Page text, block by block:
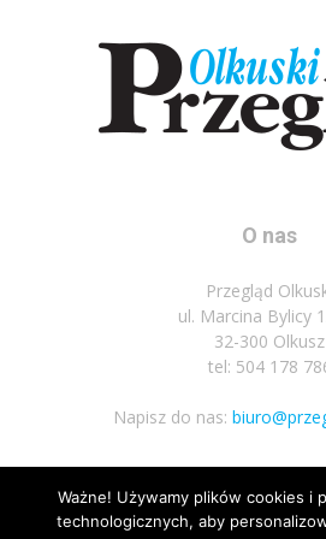
O nas
Przegląd
ul. Marcina Bylicy
32-300 Olkusz
tel: 504 178
Napisz do nas:
Podążaj za
Ważne! Używamy plików cookies i
technologicznych, aby